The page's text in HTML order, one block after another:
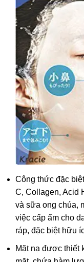
Công thức đặc
C, Collagen, Acid
và sữa ong chúa,
việc cấp ẩm cho
ráp, đặc biệt hữu
Mặt nạ được thiết